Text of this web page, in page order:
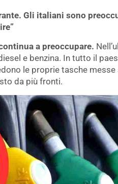
Gli italiani sono
a preoccupare.
e benzina. In tutto il
le proprie tasche messe
da più fronti.